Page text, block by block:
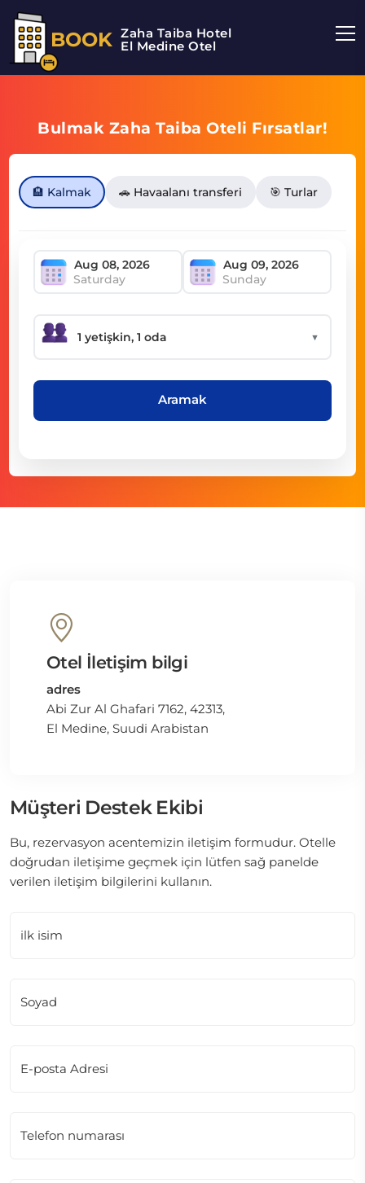
BOOK Zaha Taiba Hotel
El Medine Otel
Bulmak Zaha Taiba Oteli Fırsatlar!
🏨 Kalmak 🚗 Havaalanı transferi 🎯 Turlar
Saturday Sunday
▼
Aramak
Otel İletişim bilgi
adres
Abi Zur Al Ghafari 7162, 42313,
El Medine, Suudi Arabistan
Müşteri Destek Ekibi
Bu, rezervasyon acentemizin iletişim formudur. Otelle
doğrudan iletişime geçmek için lütfen sağ panelde
verilen iletişim bilgilerini kullanın.
ilk isim
Soyad
E-posta Adresi
Telefon numarası